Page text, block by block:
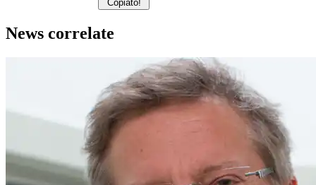
Copiato!
News correlate